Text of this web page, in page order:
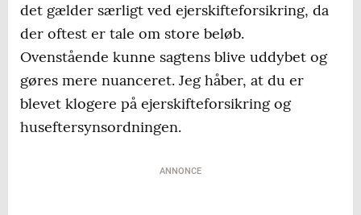
det gælder særligt ved ejerskifteforsikring, da
der oftest er tale om store beløb.
Ovenstående kunne sagtens blive uddybet og
gøres mere nuanceret. Jeg håber, at du er
blevet klogere på ejerskifteforsikring og
huseftersynsordningen.
ANNONCE